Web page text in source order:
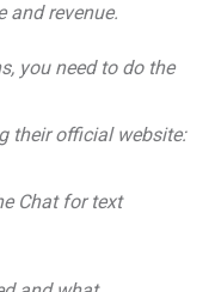
and revenue.
you need to do the
their official website:
Chat for text